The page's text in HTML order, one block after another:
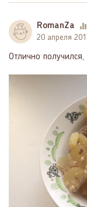
RomanZa
20 апреля
Отлично